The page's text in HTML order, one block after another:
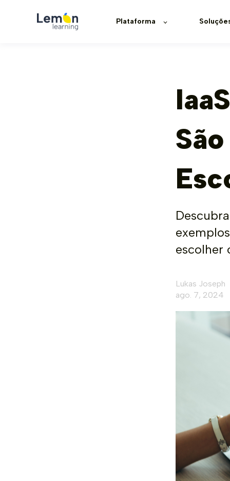
Plataforma
escolher
Lukas Joseph
ago. 7, 2024